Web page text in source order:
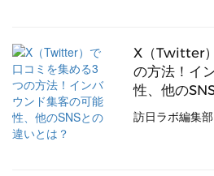
X（Twitter
の方法！イ
性、他の
訪日ラボ編集部